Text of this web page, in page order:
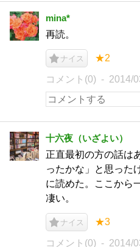
mina*
再読。
ナイス ★2
コメント(0) 2014/
十六夜（いざよい）
正直最初の方の話は
ったかな」と思った
に読めた。ここから
凄い。
ナイス ★3
コメント(0) 2014/